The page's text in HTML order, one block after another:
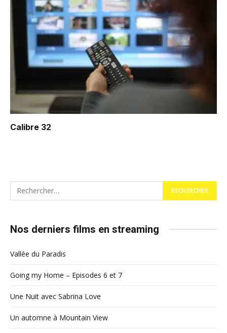
Calibre 32
Nos derniers films en streaming
Vallée du Paradis
Going my Home – Episodes 6 et 7
Une Nuit avec Sabrina Love
Un automne à Mountain View